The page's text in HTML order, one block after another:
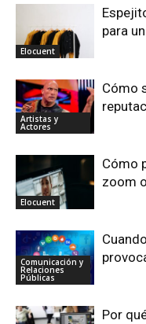
Elocuent
para
Artistas y
Actores
Cómo
Elocuent
Cómo
zoom
Comunicación y
Relaciones
Públicas
Por